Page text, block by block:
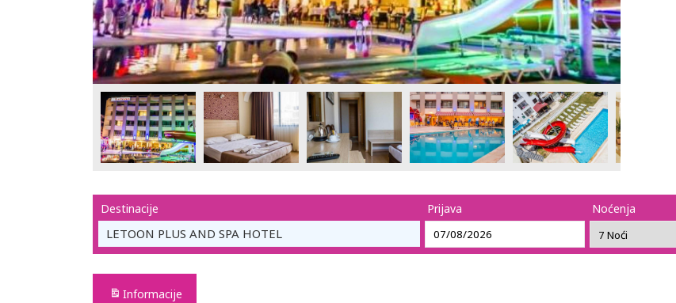
Destinacije
LETOON PLUS AND SPA HOTEL
Prijava Noćenja
Informacije